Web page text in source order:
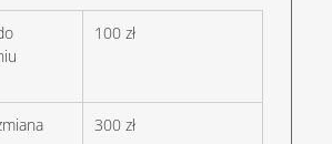
100 zł
300 zł